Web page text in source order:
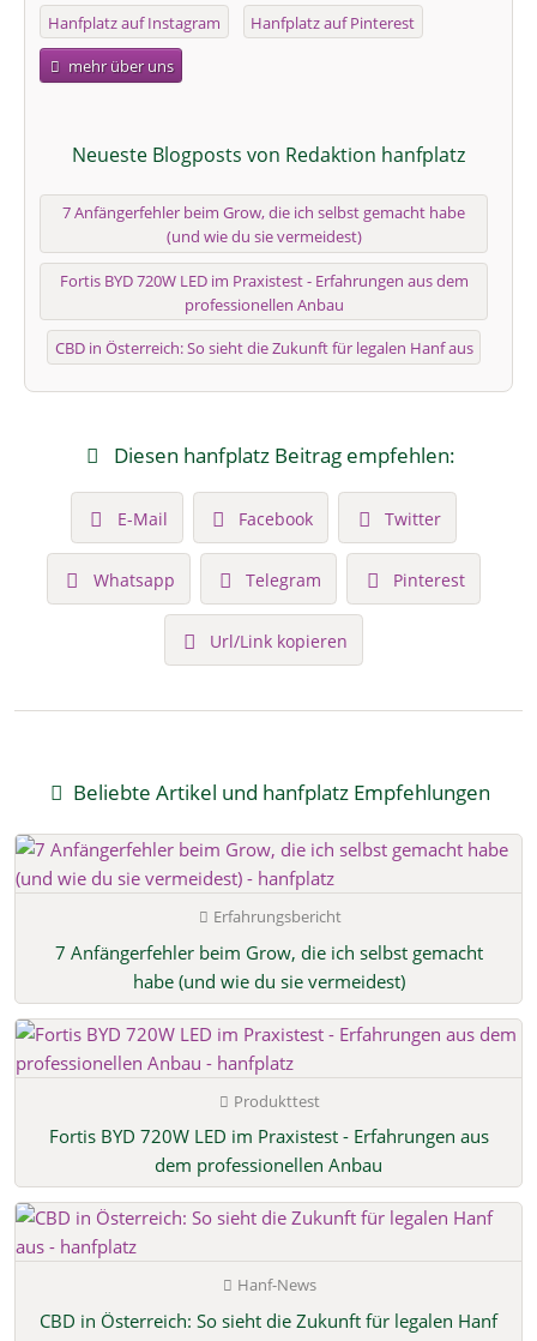
Hanfplatz auf Instagram Hanfplatz auf Pinterest
mehr über uns
Neueste Blogposts von Redaktion hanfplatz
7 Anfängerfehler beim Grow, die ich selbst gemacht habe
(und wie du sie vermeidest)
Fortis BYD 720W LED im Praxistest - Erfahrungen aus dem
professionellen Anbau
CBD in Österreich: So sieht die Zukunft für legalen Hanf aus
Diesen hanfplatz Beitrag empfehlen:
E-Mail Facebook Twitter
Whatsapp Telegram Pinterest
Url/Link kopieren
Beliebte Artikel und hanfplatz Empfehlungen
Erfahrungsbericht
7 Anfängerfehler beim Grow, die ich selbst gemacht
habe (und wie du sie vermeidest)
Produkttest
Fortis BYD 720W LED im Praxistest - Erfahrungen aus
dem professionellen Anbau
Hanf-News
CBD in Österreich: So sieht die Zukunft für legalen Hanf